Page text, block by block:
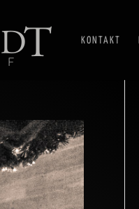
KONTAKT